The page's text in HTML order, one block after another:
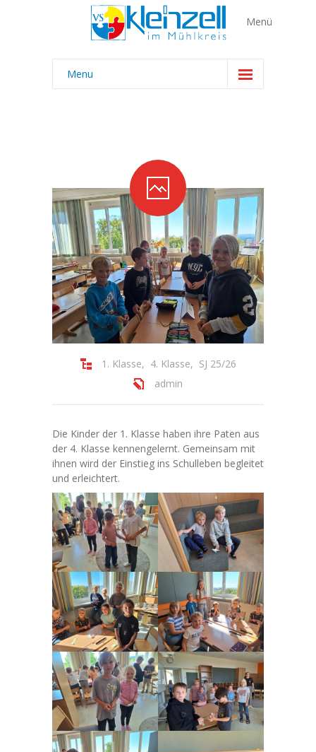
Menu
---- Lehrer:innen
---- Ganztagesschule I GTS
---- Frühaufsicht I Reinigung
---- Bewegungscoach I ASVÖ
-- Klassen
---- Schulartikel I Schulhefte
---- Stundenpläne
Aktuelles I Formulare
-- Aktuelle Informationen
-- Fundstücke
Termine
Wichtiges A - Z
GTS
-- Information
-- Lerneinheit I “Hausübungsstunde”
-- Speiseplan
Beiträge
-- 2024/2025
1. Klasse, 4. Klasse, SJ 25/26
admin
Die Kinder der 1. Klasse haben ihre Paten aus
der 4. Klasse kennengelernt. Gemeinsam mit
ihnen wird der Einstieg ins Schulleben begleitet
und erleichtert.